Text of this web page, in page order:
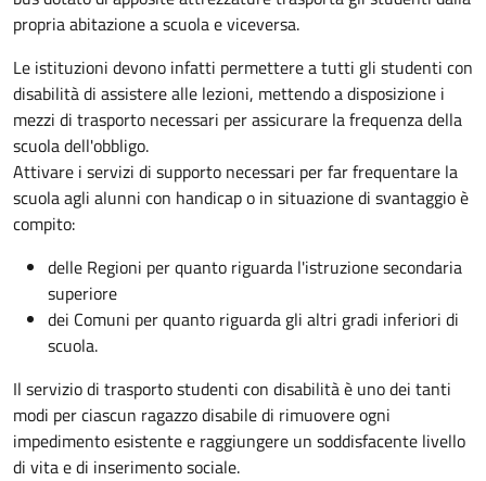
propria abitazione a scuola e viceversa.
Le istituzioni devono infatti permettere a tutti gli studenti con
disabilità di assistere alle lezioni, mettendo a disposizione i
mezzi di trasporto necessari per assicurare la frequenza della
scuola dell'obbligo.
Attivare i servizi di supporto necessari per far frequentare la
scuola agli alunni con handicap o in situazione di svantaggio è
compito:
delle Regioni per quanto riguarda l'istruzione secondaria
superiore
dei Comuni per quanto riguarda gli altri gradi inferiori di
scuola.
Il servizio di trasporto studenti con disabilità è uno dei tanti
modi per ciascun ragazzo disabile di rimuovere ogni
impedimento esistente e raggiungere un soddisfacente livello
di vita e di inserimento sociale.